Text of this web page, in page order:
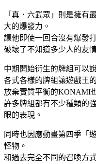
「真．六武眾」則是擁有
大的爆發力。
讓他即使一回合沒有爆發
破壞了不知道多少人的友
中期開始衍生的牌組可以
各式各樣的牌組讓遊戲王
放棄實質平衡的KONAMI
許多牌組都有不少種類的
眼的表現。
同時也因應動畫第四季「
怪物。
和過去完全不同的召喚方